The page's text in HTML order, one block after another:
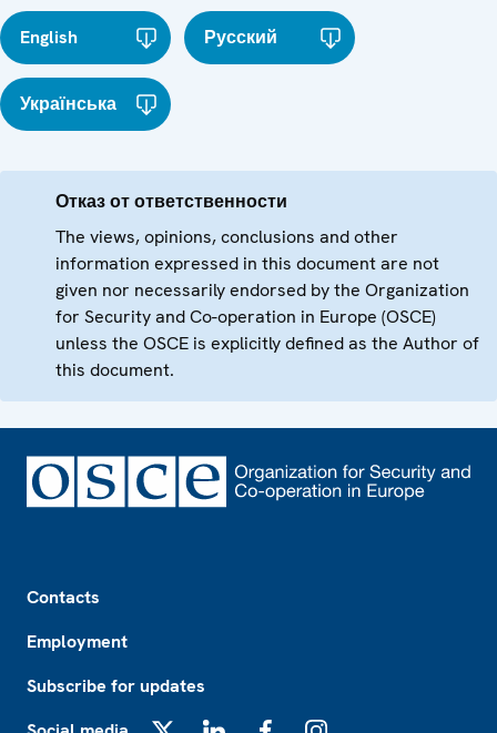
English Русский
Українська
Отказ от ответственности
The views, opinions, conclusions and other
information expressed in this document are not
given nor necessarily endorsed by the Organization
for Security and Co-operation in Europe (OSCE)
unless the OSCE is explicitly defined as the Author of
this document.
Contacts
Employment
Subscribe for updates